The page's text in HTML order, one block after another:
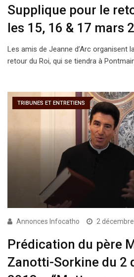
Supplique pour le
les 15, 16 & 17 mars
Les amis de Jeanne d’Arc organisent
retour du Roi, qui se tiendra à
TRIBUNES ET ENTRETIENS
Annonces Infocatho 2
Prédication du père
Zanotti-Sorkine du 2